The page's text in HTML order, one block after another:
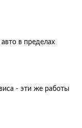
в пределах
- эти же работы